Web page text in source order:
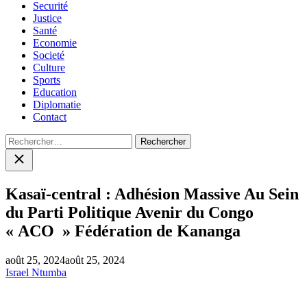
Securité
Justice
Santé
Economie
Societé
Culture
Sports
Education
Diplomatie
Contact
Rechercher :
Close
search
Kasaï-central : Adhésion Massive Au Sein
du Parti Politique Avenir du Congo
« ACO » Fédération de Kananga
août 25, 2024août 25, 2024
Israel Ntumba